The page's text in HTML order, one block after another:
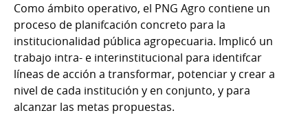
Como ámbito operativo, el PNG Agro contiene un
proceso de planifcación concreto para la
institucionalidad pública agropecuaria. Implicó un
trabajo intra- e interinstitucional para identifcar
líneas de acción a transformar, potenciar y crear a
nivel de cada institución y en conjunto, y para
alcanzar las metas propuestas.